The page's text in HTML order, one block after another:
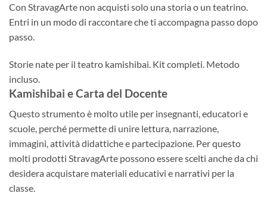
Con StravagArte non acquisti solo una storia o un teatrino.
Entri in un modo di raccontare che ti accompagna passo dopo
passo.
Storie nate per il teatro kamishibai. Kit completi. Metodo
incluso.
Kamishibai e Carta del Docente
Questo strumento è molto utile per insegnanti, educatori e
scuole, perché permette di unire lettura, narrazione,
immagini, attività didattiche e partecipazione. Per questo
molti prodotti StravagArte possono essere scelti anche da chi
desidera acquistare materiali educativi e narrativi per la
classe.